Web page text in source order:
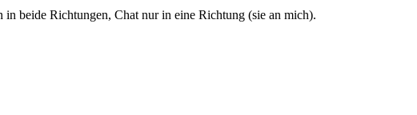
beide Richtungen, Chat nur in eine Richtung (sie an mich).